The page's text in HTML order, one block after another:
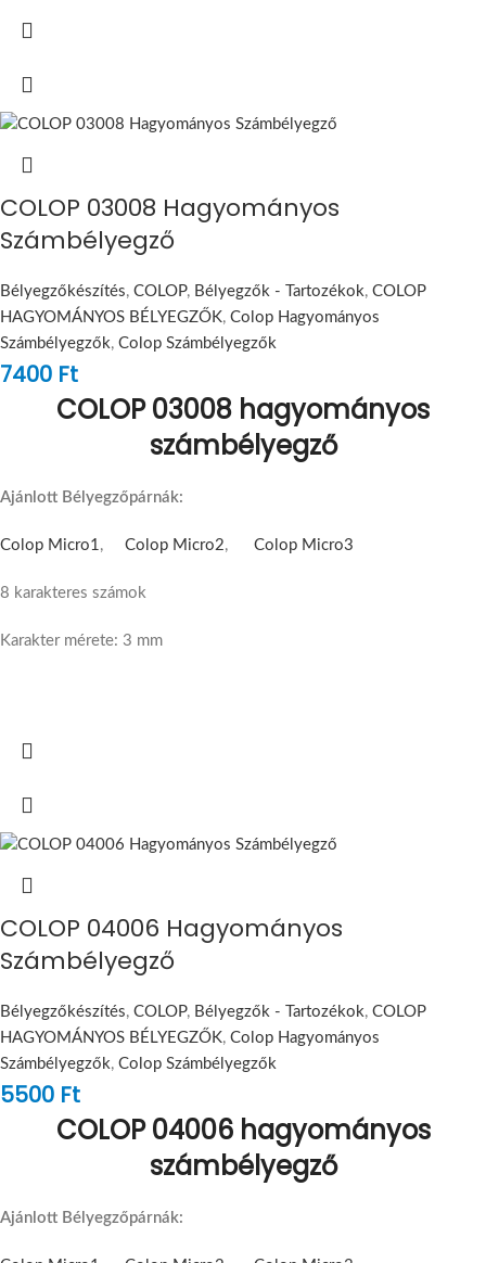
COLOP 03008 Hagyományos
Számbélyegző
Bélyegzőkészítés, COLOP, Bélyegzők - Tartozékok, COLOP
HAGYOMÁNYOS BÉLYEGZŐK, Colop Hagyományos
Számbélyegzők, Colop Számbélyegzők
7400 Ft
COLOP 03008 hagyományos
számbélyegző
Ajánlott Bélyegzőpárnák:
Colop Micro1, Colop Micro2, Colop Micro3
8 karakteres számok
Karakter mérete: 3 mm
COLOP 04006 Hagyományos
Számbélyegző
Bélyegzőkészítés, COLOP, Bélyegzők - Tartozékok, COLOP
HAGYOMÁNYOS BÉLYEGZŐK, Colop Hagyományos
Számbélyegzők, Colop Számbélyegzők
5500 Ft
COLOP 04006 hagyományos
számbélyegző
Ajánlott Bélyegzőpárnák: